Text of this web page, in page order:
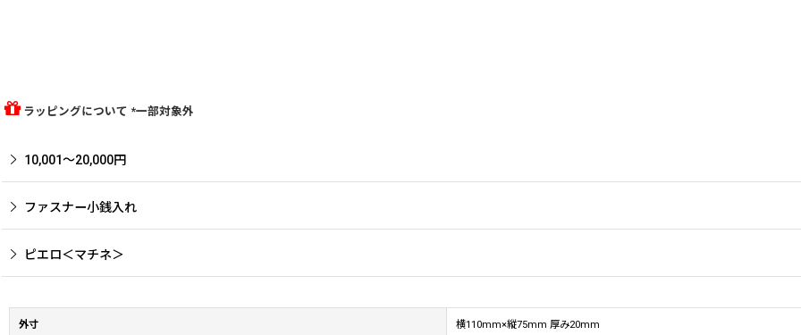
ラッピングについて *一部対象外
10,001〜20,000円
ファスナー小銭入れ
ピエロ＜マチネ＞
外寸 横110mm×縦75mm 厚み20mm